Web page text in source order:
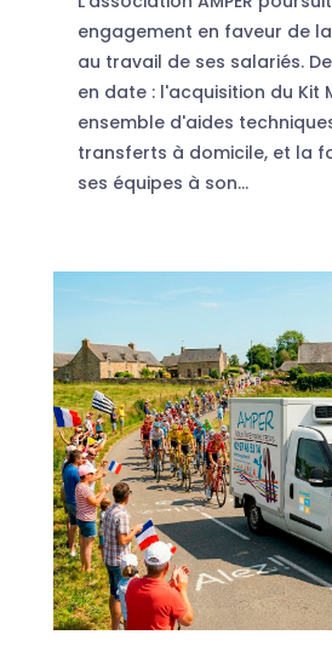
engagement en faveur de
au travail de ses salariés.
en date : l'acquisition du Kit
ensemble d'aides
transferts à domicile, et la
ses équipes à son...